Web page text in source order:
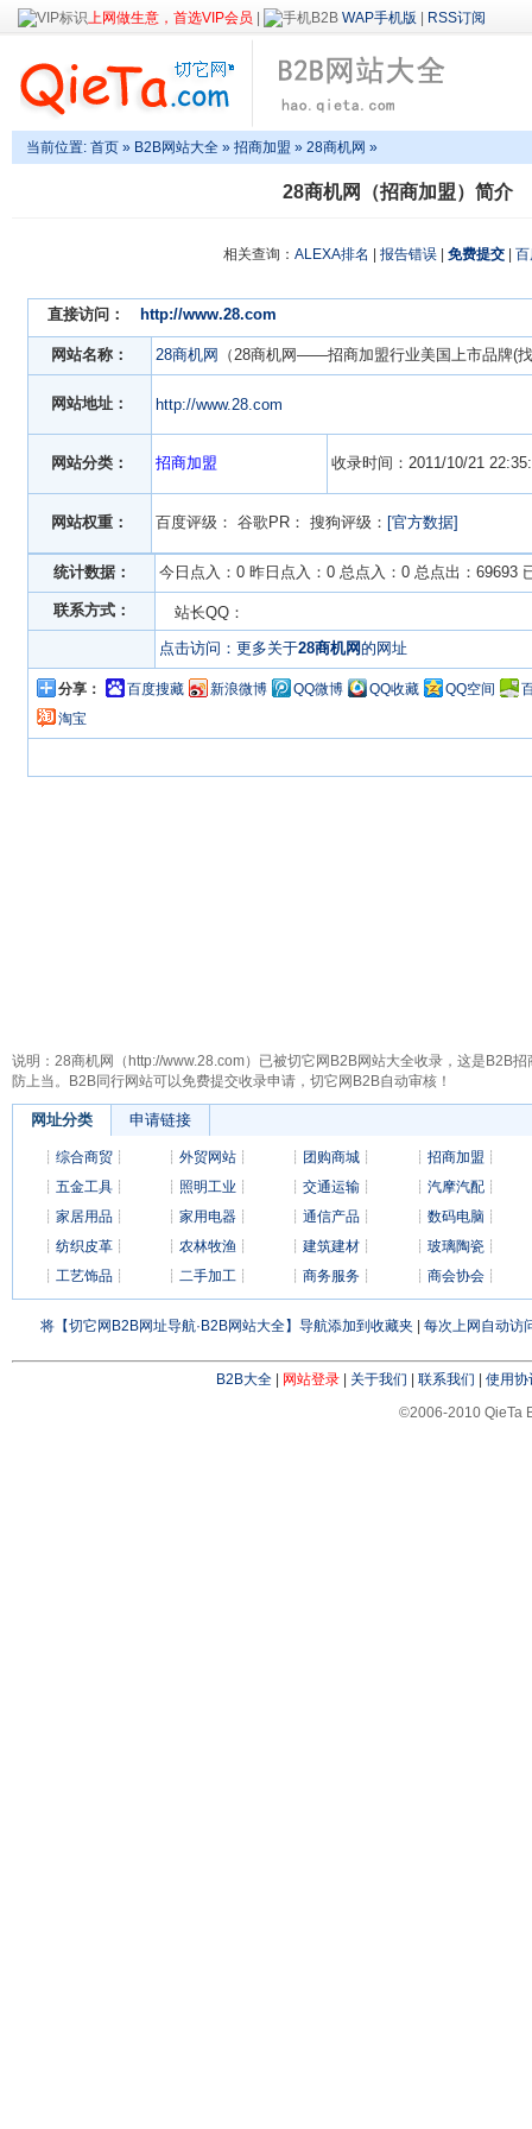
上网做生意，首选VIP会员 WAP手机版 RSS订阅
当前位置: 首页 » B2B网站大全 » 招商加盟 » 28商机网 »
28商机网（招商加盟）简介
相关查询： ALEXA排名 报告错误 免费提交
直接访问： http://www.28.com
网站名称： 28商机网 （28商机网——招商加盟行业美国上市品牌(
网站地址： http://www.28.com
网站分类： 招商加盟 收录时间：2011/10/21
网站权重： 百度评级： 谷歌PR： 搜狗评级： [官方数据]
统计数据： 今日点入：0 昨日点入：0 总点入：0 总点出：69693
联系方式：
站长QQ：
点击访问：更多关于28商机网的网址
分享： 百度搜藏 新浪微博 QQ微博 QQ收藏 QQ空间
淘宝
说明：28商机网（http://www.28.com）已被切它网B2B网站大全收录，这是B2B
防上当。B2B同行网站可以免费提交收录申请，切它网B2B自动审核！
网址分类 申请链接
┊ 综合商贸 ┊ ┊ 外贸网站 ┊ ┊ 团购商城 ┊ ┊ 招商加盟 ┊
┊ 五金工具 ┊ ┊ 照明工业 ┊ ┊ 交通运输 ┊ ┊ 汽摩汽配┊
┊ 家居用品 ┊ ┊ 家用电器 ┊ ┊ 通信产品 ┊ ┊ 数码电脑 ┊
┊ 纺织皮革 ┊ ┊ 农林牧渔 ┊ ┊ 建筑建材 ┊ ┊ 玻璃陶瓷┊
┊ 工艺饰品 ┊ ┊ 二手加工 ┊ ┊ 商务服务 ┊ ┊ 商会协会┊
将【切它网B2B网址导航·B2B网站大全】导航添加到收藏夹 每次上网自动访
B2B大全| 网站登录| 关于我们 联系我们
使用协
©2006-2010 QieTa